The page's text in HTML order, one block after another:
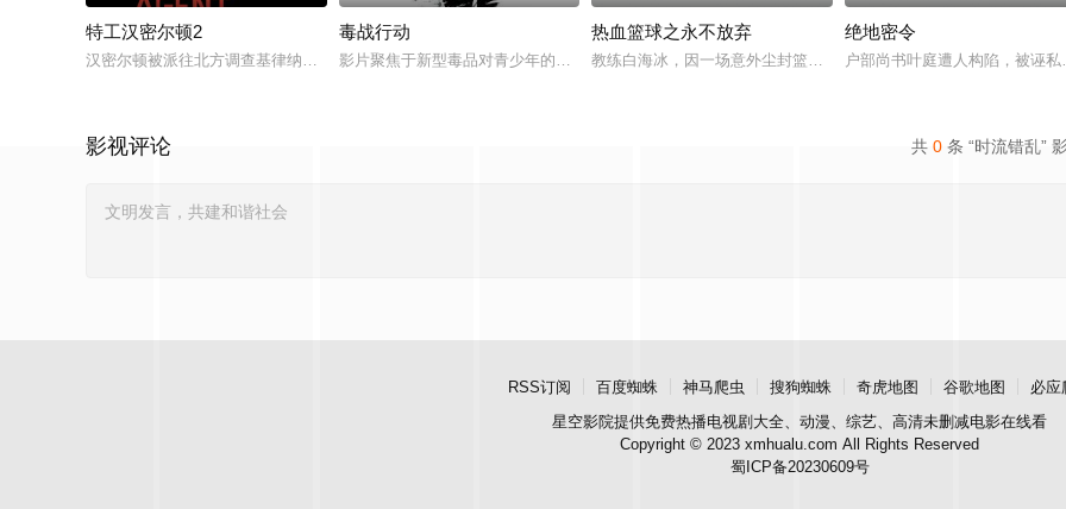
特工汉密尔顿2
汉密尔顿被派往北方调查基律纳太空项目的间谍行为，同时发现有人从瑞典窃取秘密武器材料。他被调至布鲁塞尔担任国防部
毒战行动
影片聚焦于新型毒品对青少年的危害，对社会秩序的破坏为主题，旨在通过电影让观众意识到毒品的可怕，
热血篮球之永不放弃
教练白海冰，因一场意外尘封篮球梦。为完成病危师兄的嘱托，他接
绝地密令
户部尚书叶庭遭人构陷，被诬
共 0 条 “时流错乱”
影视评论
RSS订阅 百度蜘蛛 神马爬虫 搜狗蜘蛛 奇虎地图 谷歌地图
必应
星空影院提供免费热播电视剧大全、动漫、综艺、高清未删减电影在线看
Copyright © 2023 xmhualu.com All Rights Reserved
蜀ICP备20230609号